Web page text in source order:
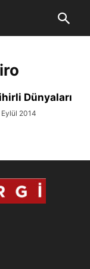
Dünyaları
Eylül 2014